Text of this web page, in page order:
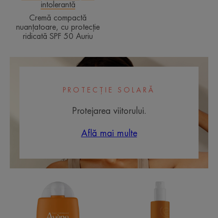
intolerantă
Cremă compactă
nuanțatoare, cu protecție
ridicată SPF 50 Auriu
PROTECȚIE SOLARĂ
Protejarea viitorului.
Află mai multe
Ultra
Control
SPF50